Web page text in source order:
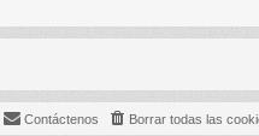
Borrar todas las
Contáctenos